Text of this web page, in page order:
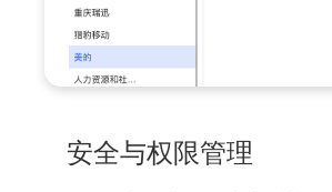
安全与权限管理